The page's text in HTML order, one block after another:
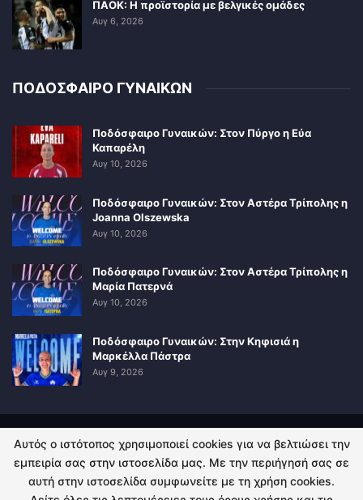
ΠΑΟΚ: Η προϊστορία με βελγικές ομάδες
Αυγ 6, 2026
ΠΟΔΟΣΦΑΙΡΟ ΓΥΝΑΙΚΩΝ
Ποδόσφαιρο Γυναικών: Στον Πύργο η Εύα
Καπαρέλη
Αυγ 10, 2026
Ποδόσφαιρο Γυναικών: Στον Αστέρα Τρίπολης η
Joanna Olszewska
Αυγ 10, 2026
Ποδόσφαιρο Γυναικών: Στον Αστέρα Τρίπολης η
Μαρία Πατερνά
Αυγ 10, 2026
Ποδόσφαιρο Γυναικών: Στην Κηφισιά η
Μαρκέλλα Πάστρα
Αυγ 9, 2026
ΠΟΛΙΤΙΚΗ ΑΠΟΡΡΗΤΟΥ ΕΠΙΚΟΙΝΩΝΙΑ
© 2026 - Kingsport.gr. All Rights Reserved.
Αυτός ο ιστότοπος χρησιμοποιεί cookies για να βελτιώσει την
εμπειρία σας στην ιστοσελίδα μας. Με την περιήγησή σας σε
αυτή στην ιστοσελίδα συμφωνείτε με τη χρήση cookies.